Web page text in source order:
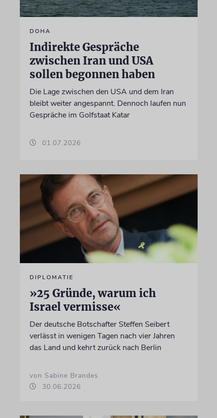
DOHA
Indirekte Gespräche
zwischen Iran und USA
sollen begonnen haben
Die Lage zwischen den USA und dem Iran
bleibt weiter angespannt. Dennoch laufen nun
Gespräche im Golfstaat Katar
01.07.2026
DIPLOMATIE
»25 Gründe, warum ich
Israel vermisse«
Der deutsche Botschafter Steffen Seibert
verlässt in wenigen Tagen nach vier Jahren
das Land und kehrt zurück nach Berlin
von Sabine Brandes
30.06.2026